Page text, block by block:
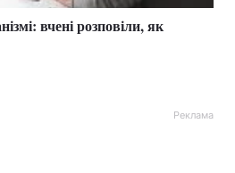
вчені розповіли, як
Реклама